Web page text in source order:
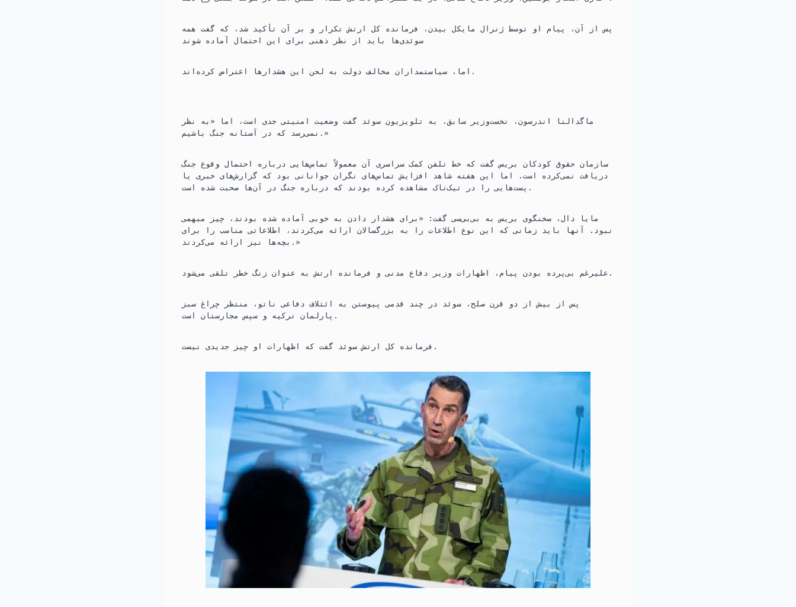
o
r
p
p
a
پس از آن، پیام او توسط ژنرال مایکل بیدن، فرمانده کل ارتش تکرار و بر آن تأکید شد، که گفت همه
سوئدی‌ها باید از نظر ذهنی برای این احتمال آماده شوند
اما، سیاستمداران مخالف دولت به لحن این هشدارها اعتراض کرده‌اند.
ماگدالنا اندرسون، نخست‌وزیر سابق، به تلویزیون سوئد گفت وضعیت امنیتی جدی است، اما «به نظر
نمی‌رسد که در آستانه جنگ باشیم.»
سازمان حقوق کودکان بریس گفت که خط تلفن کمک سراسری آن معمولاً تماس‌هایی درباره احتمال وقوع جنگ
دریافت نمی‌کرده است. اما این هفته شاهد افزایش تماس‌های نگران جوانانی بود که گزارش‌های خبری یا
پست‌هایی را در تیک‌تاک مشاهده کرده بودند که درباره جنگ در آن‌ها صحبت شده است.
مایا دال، سخنگوی بریس به بی‌بی‌سی گفت: «برای هشدار دادن به خوبی آماده شده بودند، چیز مبهمی
نبود. آنها باید زمانی که این نوع اطلاعات را به بزرگسالان ارائه می‌کردند، اطلاعاتی مناسب را برای
بچه‌ها نیز ارائه می‌کردند.»
علیرغم بی‌پرده بودن پیام، اظهارات وزیر دفاع مدنی و فرمانده ارتش به عنوان زنگ خطر تلقی می‌شود.
پس از بیش از دو قرن صلح، سوئد در چند قدمی پیوستن به ائتلاف دفاعی ناتو، منتظر چراغ سبز
پارلمان ترکیه و سپس مجارستان است.
فرمانده کل ارتش سوئد گفت که اظهارات او چیز جدیدی نیست.